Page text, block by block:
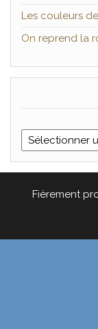
Les couleurs
On reprend la
Catégories
Fièrement